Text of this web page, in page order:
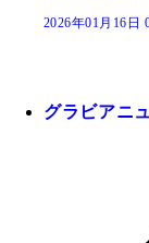
2026年01月16日
グラビアニ